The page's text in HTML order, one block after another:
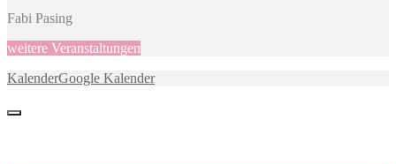
Fabi Pasing
weitere Veranstaltungen
KalenderGoogle Kalender